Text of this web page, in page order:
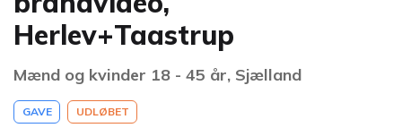
Herlev+Taastrup
Mænd og kvinder 18 - 45 år, Sjælland
GAVE UDLØBET